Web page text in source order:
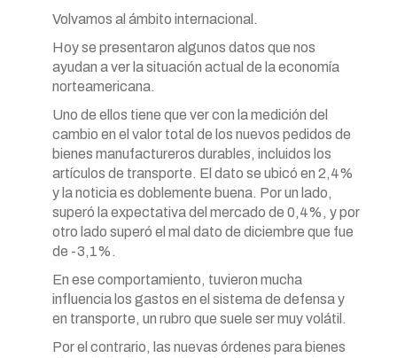
Volvamos al ámbito internacional.
Hoy se presentaron algunos datos que nos
ayudan a ver la situación actual de la economía
norteamericana.
Uno de ellos tiene que ver con la medición del
cambio en el valor total de los nuevos pedidos de
bienes manufactureros durables, incluidos los
artículos de transporte. El dato se ubicó en 2,4%
y la noticia es doblemente buena. Por un lado,
superó la expectativa del mercado de 0,4%, y por
otro lado superó el mal dato de diciembre que fue
de -3,1%.
En ese comportamiento, tuvieron mucha
influencia los gastos en el sistema de defensa y
en transporte, un rubro que suele ser muy volátil.
Por el contrario, las nuevas órdenes para bienes